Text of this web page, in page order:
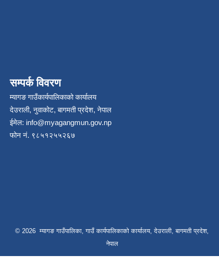
सम्पर्क विवरण
म्यागङ गाउँकार्यपालिकाको कार्यालय
देउराली, नुवाकोट, बागमती प्रदेश, नेपाल
ईमेल: info@myagangmun.gov.np
फोन नं. ९८५१२५५२६७
© 2026 म्यागङ गाउँपालिका, गाउँ कार्यपालिकाको कार्यालय, देउराली, बागमती प्रदेश,
नेपाल